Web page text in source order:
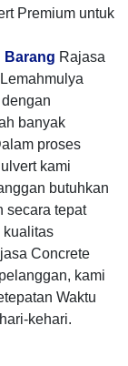
Premium untuk
Barang Rajasa
banyak
proses
kami
butuhkan
secara tepat
kualitas
Concrete
kami
Waktu
kehari.